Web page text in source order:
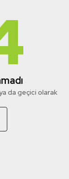
ya da geçici olarak